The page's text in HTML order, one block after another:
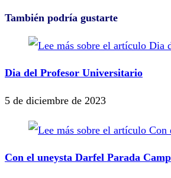
También podría gustarte
Dia del Profesor Universitario
5 de diciembre de 2023
Con el uneysta Darfel Parada